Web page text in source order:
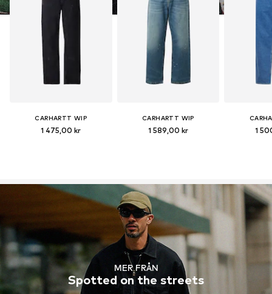
CARHARTT WIP
1 475,00 kr
CARHARTT WIP
1 589,00 kr 1
MER FRÅN
Spotted on the streets